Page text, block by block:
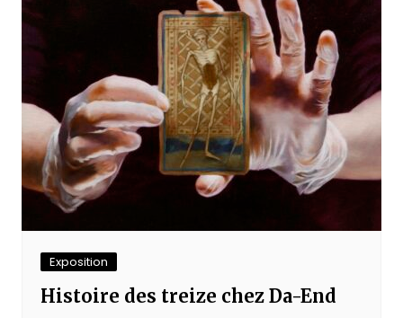
Exposition
Histoire des treize chez Da-End